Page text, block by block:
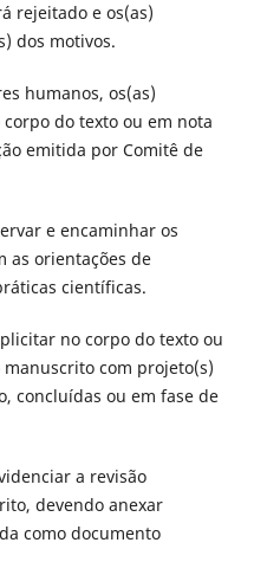
rejeitado e os(as)
dos motivos.
humanos, os(as)
do texto ou em nota
emitida por Comitê de
e encaminhar os
as orientações de
científicas.
no corpo do texto ou
com projeto(s)
concluídas ou em fase de
a revisão
devendo anexar
como documento